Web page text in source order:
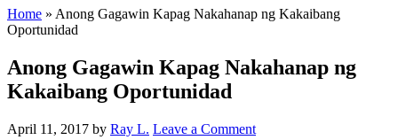
Home » Anong Gagawin Kapag Nakahanap ng Kakaibang
Oportunidad
Anong Gagawin Kapag Nakahanap ng
Kakaibang Oportunidad
April 11, 2017 by Ray L. Leave a Comment